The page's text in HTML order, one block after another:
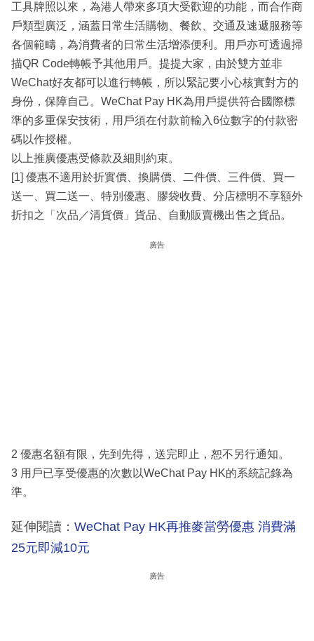
工具牌照以來，為港人帶來多項大受歡迎的功能，而合作商
戶類型廣泛，涵蓋日常生活購物、餐飲、交通及速遞服務等
各個範疇，為消費者的日常生活增添便利。用戶亦可透過掃
描QR Code轉帳予其他用戶。提提大家，由於雙方並非
WeChat好友都可以進行轉帳，所以緊記要小心核實對方的
身份，保障自己。WeChat Pay HK為用戶提供符合國際標
準的多重保安技術，用戶須在付款前輸入6位數字的付款密
碼以作授權。
以上推廣優惠受條款及細則約束。
[1] 優惠不適用於折實價、換購價、二件價、三件價、買一
送一、買二送一、特別優惠、膠袋收費、分店標明不享額外
折扣之「次品／清貨價」貨品、自動販賣機出售之貨品。
廣告
2 優惠名額有限，先到先得，送完即止，恕不另行通知。
3 用戶已享受優惠的次數以WeChat Pay HK的系統記錄為
準。
延伸閱讀： WeChat Pay HK再推麥當勞優惠 消費滿
25元即減10元
廣告